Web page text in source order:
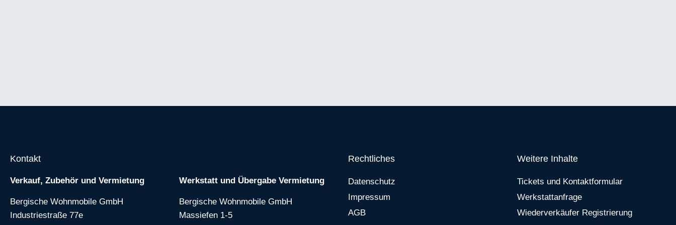
Kontakt
Verkauf, Zubehör und Vermietung
Bergische Wohnmobile GmbH
Industriestraße 77e
Werkstatt und Übergabe Vermietung
Bergische Wohnmobile GmbH
Massiefen 1-5
Rechtliches
Datenschutz
Impressum
AGB
Weitere Inhalte
Tickets und Kontaktformular
Werkstattanfrage
Wiederverkäufer Registrierung